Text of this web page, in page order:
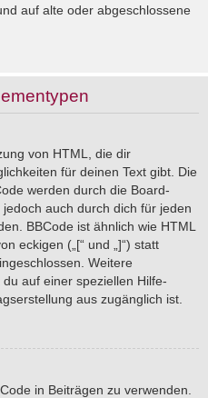
auf alte oder abgeschlossene
von HTML, die dir
für deinen Text gibt. Die
werden durch die Board-
auch durch dich für jeden
BBCode ist ähnlich wie HTML
eckigen („[“ und „]“) statt
Weitere
auf einer speziellen Hilfe-
aus zugänglich ist.
in Beiträgen zu verwenden.